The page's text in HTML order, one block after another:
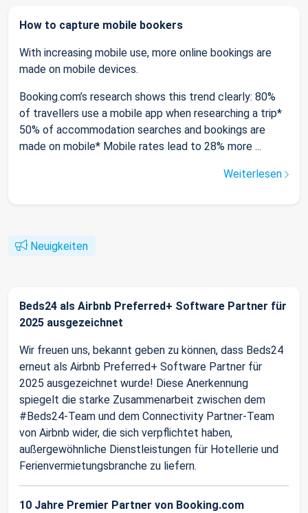
How to capture mobile bookers
With increasing mobile use, more online bookings are
made on mobile devices.
Booking.com’s research shows this trend clearly: 80%
of travellers use a mobile app when researching a trip*
50% of accommodation searches and bookings are
made on mobile* Mobile rates lead to 28% more ...
Weiterlesen
Neuigkeiten
Beds24 als Airbnb Preferred+ Software Partner für
2025 ausgezeichnet
Wir freuen uns, bekannt geben zu können, dass Beds24
erneut als Airbnb Preferred+ Software Partner für
2025 ausgezeichnet wurde! Diese Anerkennung
spiegelt die starke Zusammenarbeit zwischen dem
#Beds24-Team und dem Connectivity Partner-Team
von Airbnb wider, die sich verpflichtet haben,
außergewöhnliche Dienstleistungen für Hotellerie und
Ferienvermietungsbranche zu liefern.
10 Jahre Premier Partner von Booking.com